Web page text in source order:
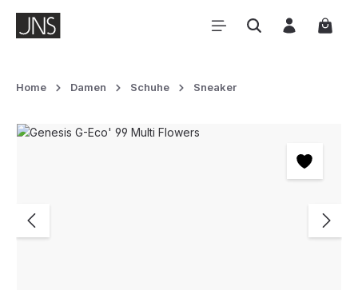
Zum Hauptinhalt springen
Home Damen Schuhe Sneaker
Bildergalerie überspringen